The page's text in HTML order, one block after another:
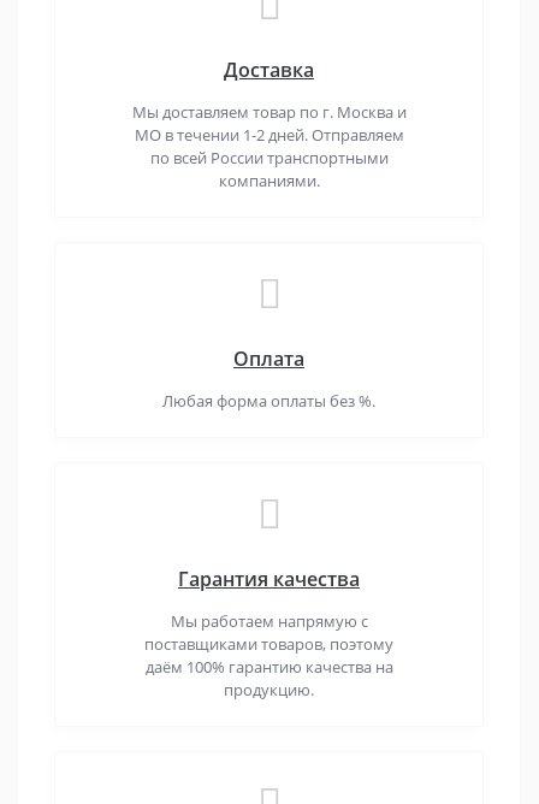
Доставка
Мы доставляем товар по г. Москва и
МО в течении 1-2 дней. Отправляем
по всей России транспортными
компаниями.
Оплата
Любая форма оплаты без %.
Гарантия качества
Мы работаем напрямую с
поставщиками товаров, поэтому
даём 100% гарантию качества на
продукцию.